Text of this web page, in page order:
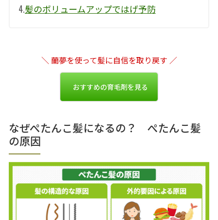
4.髪のボリュームアップではげ予防
＼ 蘭夢を使って髪に自信を取り戻す ／
おすすめの育毛剤を見る
なぜぺたんこ髪になるの？ ぺたんこ髪
の原因